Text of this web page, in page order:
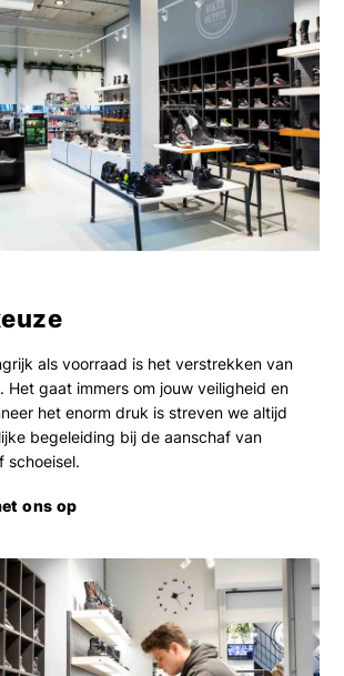
als voorraad is het verstrekken van
Het gaat immers om jouw veiligheid en
het enorm druk is streven we altijd
begeleiding bij de aanschaf van
schoeisel.
ons op